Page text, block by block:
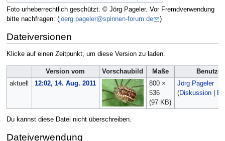
Foto urheberrechtlich geschützt. © Jörg Pageler. Vor Fremdverwendung
bitte nachfragen: (joerg.pageler@spinnen-forum.de )
Dateiversionen
Klicke auf einen Zeitpunkt, um diese Version zu laden.
Version vom Vorschaubild Maße
Benutzer
aktuell
12:02, 14. Aug. 2011
800 ×
536
(97 KB)
Jörg Pageler
(Diskussion|
Du kannst diese Datei nicht überschreiben.
Dateiverwendung